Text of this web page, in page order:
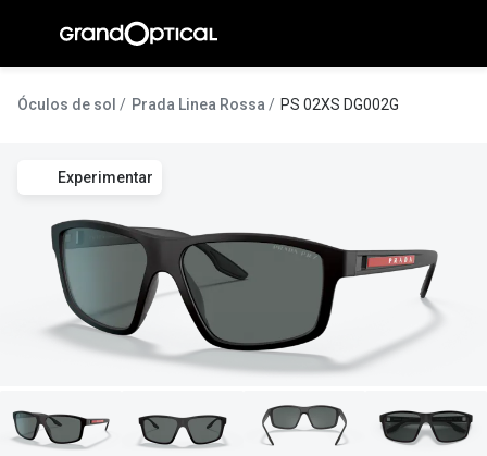
conteúdo
Pedro
Marta
Inês
Óculos de sol Prada Linea Rossa PS 02XS DG002G
Experimentar